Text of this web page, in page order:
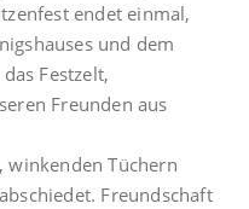
endet einmal,
und dem
Festzelt,
Freunden aus
winkenden Tüchern
Freundschaft